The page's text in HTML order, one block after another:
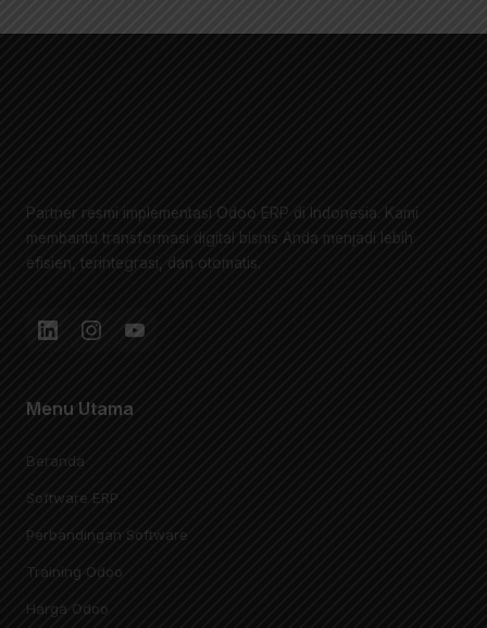
Partner resmi implementasi Odoo ERP di Indonesia. Kami
membantu transformasi digital bisnis Anda menjadi lebih
efisien, terintegrasi, dan otomatis.
Menu Utama
Beranda
Software ERP
Perbandingan Software
Training Odoo
Harga Odoo